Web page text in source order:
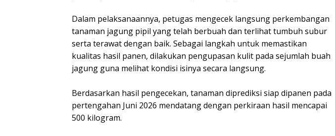
Dalam pelaksanaannya, petugas mengecek langsung perkembangan
tanaman jagung pipil yang telah berbuah dan terlihat tumbuh subur
serta terawat dengan baik. Sebagai langkah untuk memastikan
kualitas hasil panen, dilakukan pengupasan kulit pada sejumlah buah
jagung guna melihat kondisi isinya secara langsung.
Berdasarkan hasil pengecekan, tanaman diprediksi siap dipanen pada
pertengahan Juni 2026 mendatang dengan perkiraan hasil mencapai
500 kilogram.